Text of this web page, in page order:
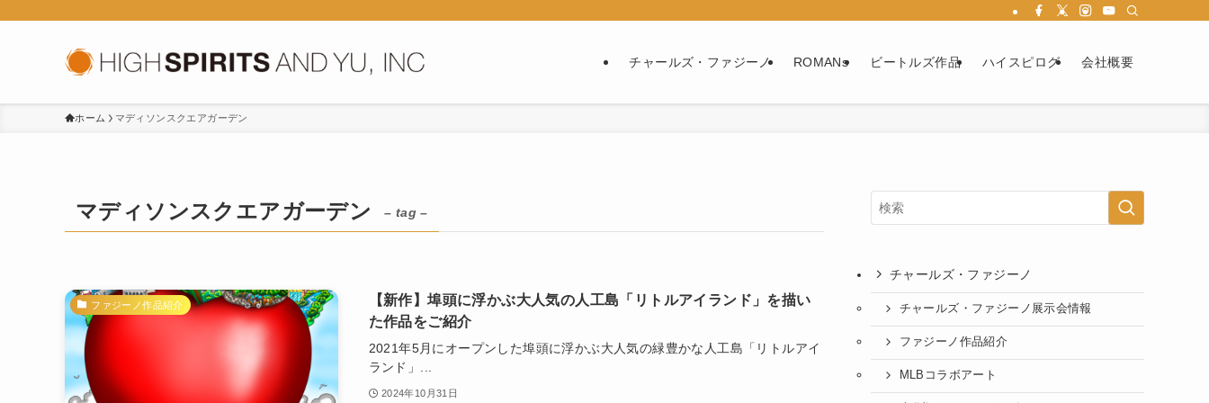
チャールズ・ファジーノ ROMANs ビートルズ作品 ハイスピログ 会社概要
ホーム マディソンスクエアガーデン
マディソンスクエアガーデン – tag –
ファジーノ作品紹介
【新作】埠頭に浮かぶ大人気の人工島「リトルアイランド」を描い
た作品をご紹介
2021年5月にオープンした埠頭に浮かぶ大人気の緑豊かな人工島「リトルアイ
ランド」...
2024年10月31日
チャールズ・ファジーノ
チャールズ・ファジーノ展示会情報
ファジーノ作品紹介
MLBコラボアート